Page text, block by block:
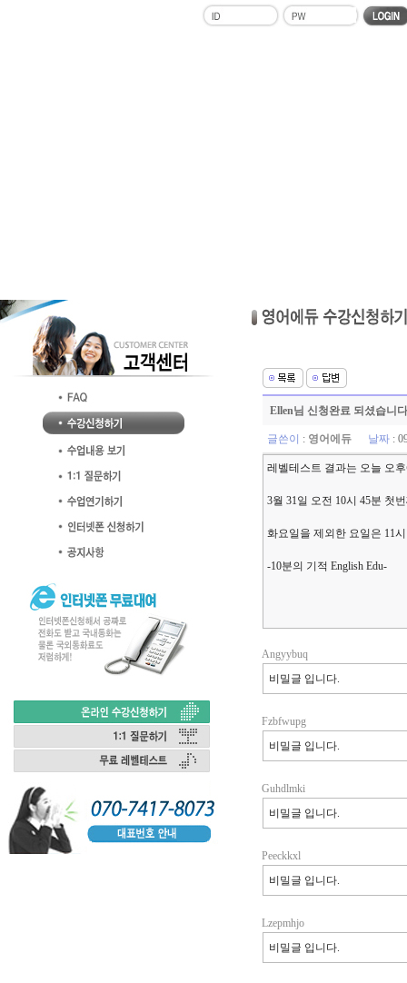
Ellen님 신청완료 되셨습니
글쓴이 : 영어에듀 날짜 :
레벨테스트 결과는 오늘 오
3월 31일 오전 10시 45분 첫
화요일을 제외한 요일은 11
-10분의 기적 English Edu-
Angyybuq
비밀글 입니다.
Fzbfwupg
비밀글 입니다.
Guhdlmki
비밀글 입니다.
Peeckkxl
비밀글 입니다.
Lzepmhjo
비밀글 입니다.